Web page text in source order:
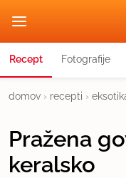
Recept Fotografije
domov › recepti ›
Pražena
keralsko